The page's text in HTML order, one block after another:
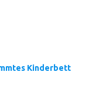
Kinderbett